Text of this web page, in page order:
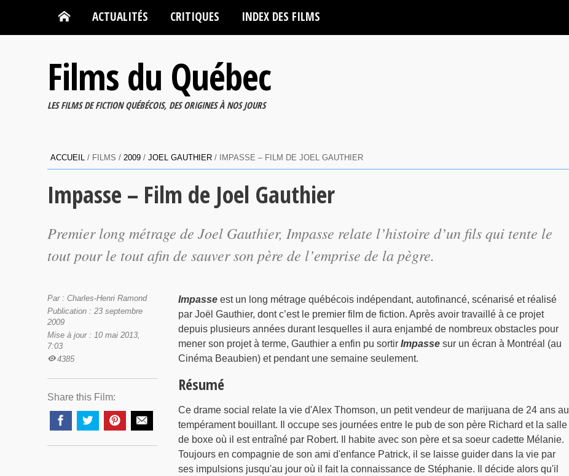
ACTUALITÉS CRITIQUES INDEX DES FILMS
Films du Québec
LES FILMS DE FICTION QUÉBÉCOIS, DES ORIGINES À NOS JOURS
ACCUEIL / FILMS / 2009 / JOEL GAUTHIER / IMPASSE – FILM DE JOEL GAUTHIER
Impasse – Film de Joel Gauthier
Premier long métrage de Joel Gauthier, Impasse relate l’histoire d’un fils qui tente le
tout pour le tout afin de sauver son père de l’emprise de la pègre.
Par : Charles-Henri Ramond
Publication : 23 septembre
2009
Mise à jour : 10 mai 2013,
7:03
4385
Share this Film:
Impasseest un long métrage québécois indépendant, autofinancé, scénarisé et réalisé
par Joël Gauthier, dont c’est le premier film de fiction. Après avoir travaillé à ce projet
depuis plusieurs années durant lesquelles il aura enjambé de nombreux obstacles pour
mener son projet à terme, Gauthier a enfin pu sortir Impassesur un écran à Montréal (au
Cinéma Beaubien) et pendant une semaine seulement.
Résumé
Ce drame social relate la vie d'Alex Thomson, un petit vendeur de marijuana de 24 ans au
tempérament bouillant. Il occupe ses journées entre le pub de son père Richard et la salle
de boxe où il est entraîné par Robert. Il habite avec son père et sa soeur cadette Mélanie.
Toujours en compagnie de son ami d'enfance Patrick, il se laisse guider dans la vie par
ses impulsions jusqu'au jour où il fait la connaissance de Stéphanie. Il décide alors qu'il